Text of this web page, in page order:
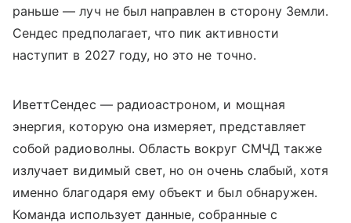
раньше — луч не был направлен в сторону Земли.
Сендес предполагает, что пик активности
наступит в 2027 году, но это не точно.
ИветтCендес — радиоастроном, и мощная
энергия, которую она измеряет, представляет
собой радиоволны. Область вокруг СМЧД также
излучает видимый свет, но он очень слабый, хотя
именно благодаря ему объект и был обнаружен.
Команда использует данные, собранные с